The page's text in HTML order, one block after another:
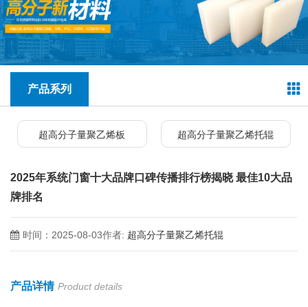
产品系列
超高分子量聚乙烯板 超高分子量聚乙烯托辊
2025年系统门窗十大品牌口碑传播排行榜揭晓 最佳10大品
牌排名
时间：2025-08-03作者: 超高分子量聚乙烯托辊
产品详情 Product details